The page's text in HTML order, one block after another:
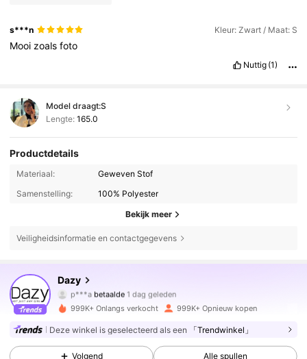
s***n Kleur: Zwart / Maat: S
Mooi zoalsfoto
Nuttig (1)
Model draagt:S
Lengte: 165.0
Productdetails
Materiaal:
Geweven Stof
Samenstelling:
100% Polyester
Bekijk meer
Veiligheidsinformatie en contactgegevens
Dazyp***a
m***t gevolgd 10 minuten geleden
999K+ Onlangs verkocht 999K+ Opnieuw kopen
Deze winkel is geselecteerd als een 「Trendwinkel」
Volgend Alle spullen